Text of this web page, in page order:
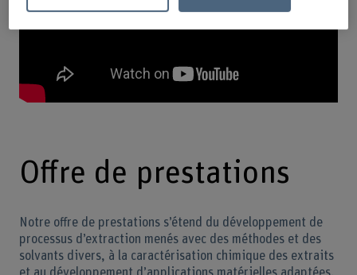
Offre de prestations
Notre offre de prestations s’étend du développement de
processus d’extraction menés avec des méthodes et des
solvants divers, à la caractérisation chimique des extraits